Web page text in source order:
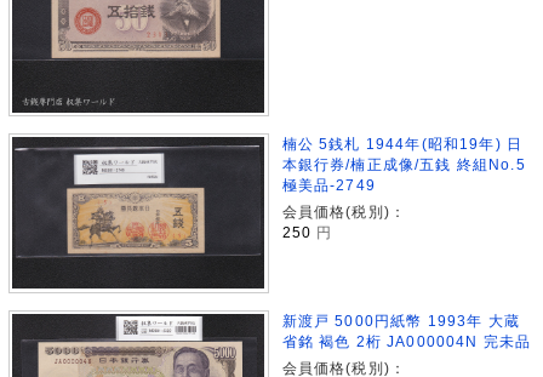
楠公 5銭札 1944年(昭和19年) 日
本銀行券/楠正成像/五銭 終組No.5
極美品-2749
会員価格(税別)：
250 円
新渡戸 5000円紙幣 1993年 大蔵
省銘 褐色 2桁 JA000004N 完未品
会員価格(税別)：